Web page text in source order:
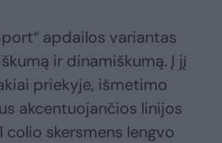
apdailos variantas
ir dinamiškumą. Į jį
priekyje, išmetimo
akcentuojančios linijos
colio skersmens lengvo